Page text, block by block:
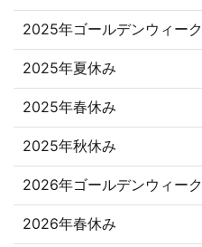
2025年ゴールデンウィーク
2025年夏休み
2025年春休み
2025年秋休み
2026年ゴールデンウィーク
2026年春休み